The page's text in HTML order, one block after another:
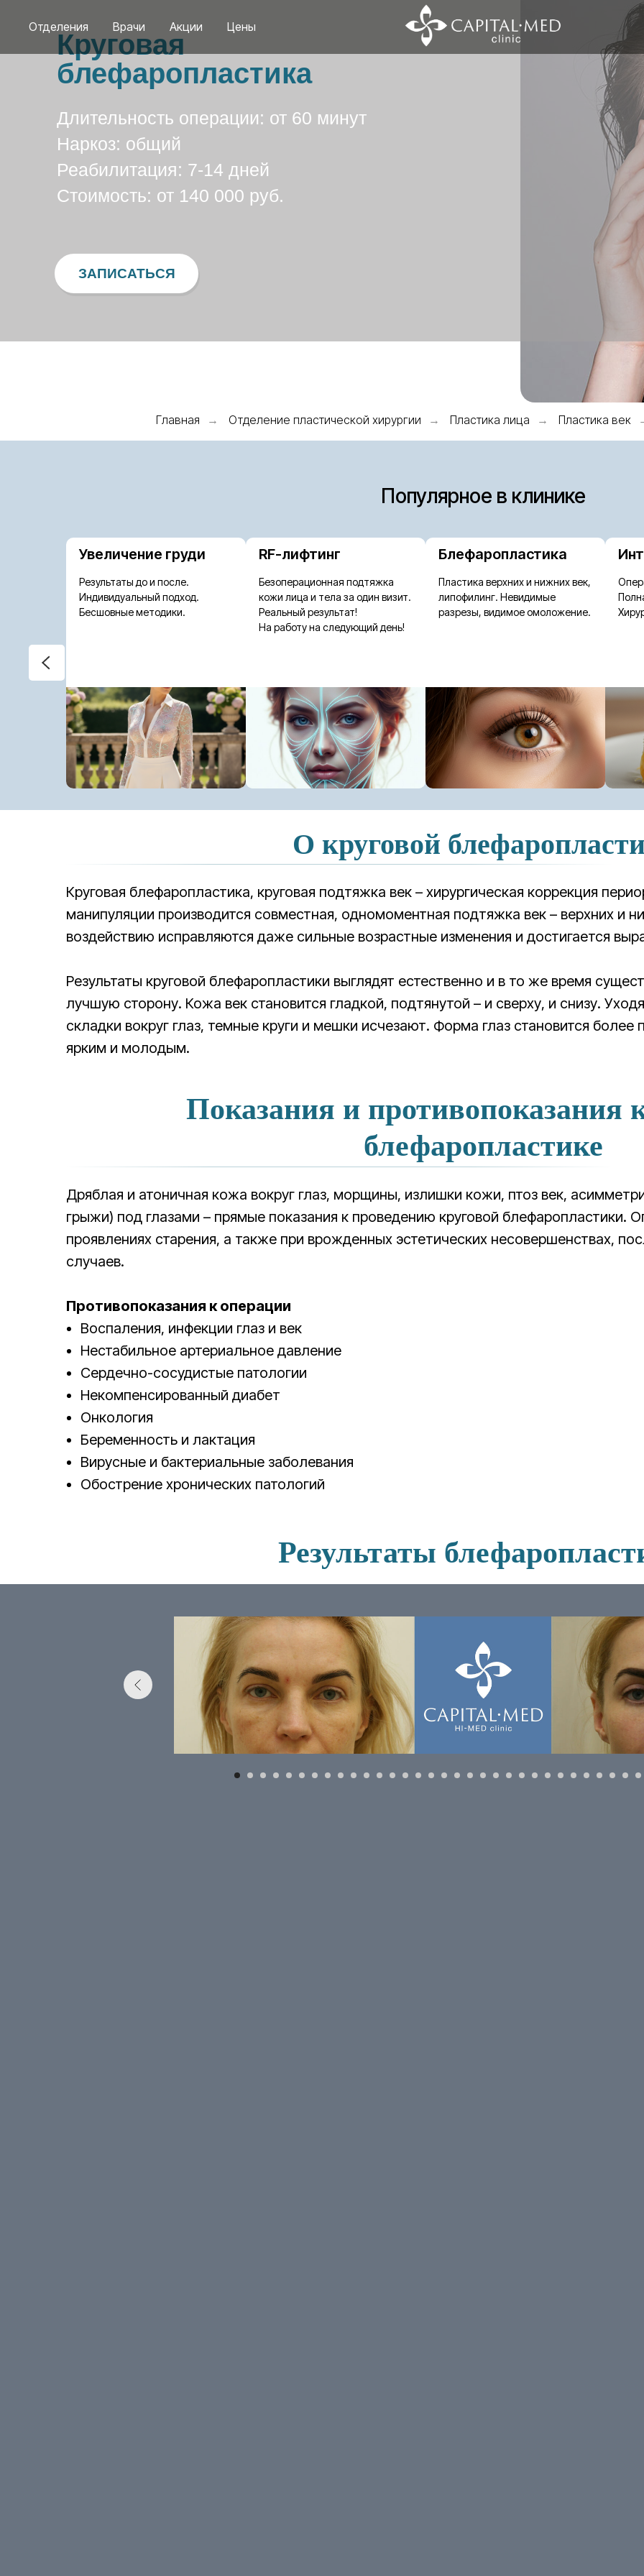
Отделения Врачи Акции Цены
Круговая
блефаропластика
Длительность операции: от 60 минут
Наркоз: общий
Реабилитация: 7-14 дней
Стоимость: от 140 000 руб.
ЗАПИСАТЬСЯ
Главная → Отделение пластической хирургии → Пластика лица → Пластика век
Популярное в клинике
Увеличение груди
Результаты до и после.
Индивидуальный подход.
Бесшовные методики.
RF-лифтинг
Безоперационная подтяжка
кожи лица и тела за один визит.
Реальный результат!
На работу на следующий день!
Блефаропластика
Пластика верхних и нижних век,
липофилинг. Невидимые
разрезы, видимое омоложение.
О круговой
Круговая блефаропластика, круговая подтяжка век – хирургическая коррекция
манипуляции производится совместная, одномоментная подтяжка век – верхних и
воздействию исправляются даже сильные возрастные изменения и достигается
Результаты круговой блефаропластики выглядят естественно и в то же время
лучшую сторону. Кожа век становится гладкой, подтянутой – и сверху, и снизу.
складки вокруг глаз, темные круги и мешки исчезают. Форма глаз становится более
ярким и молодым.
Показания и противопоказания
блефаропластике
Дряблая и атоничная кожа вокруг глаз, морщины, излишки кожи, птоз век,
грыжи) под глазами – прямые показания к проведению круговой блефаропластики.
проявлениях старения, а также при врожденных эстетических несовершенствах,
случаев.
Противопоказания к операции
Воспаления, инфекции глаз и век
Нестабильное артериальное давление
Сердечно-сосудистые патологии
Некомпенсированный диабет
Онкология
Беременность и лактация
Вирусные и бактериальные заболевания
Обострение хронических патологий
Результаты